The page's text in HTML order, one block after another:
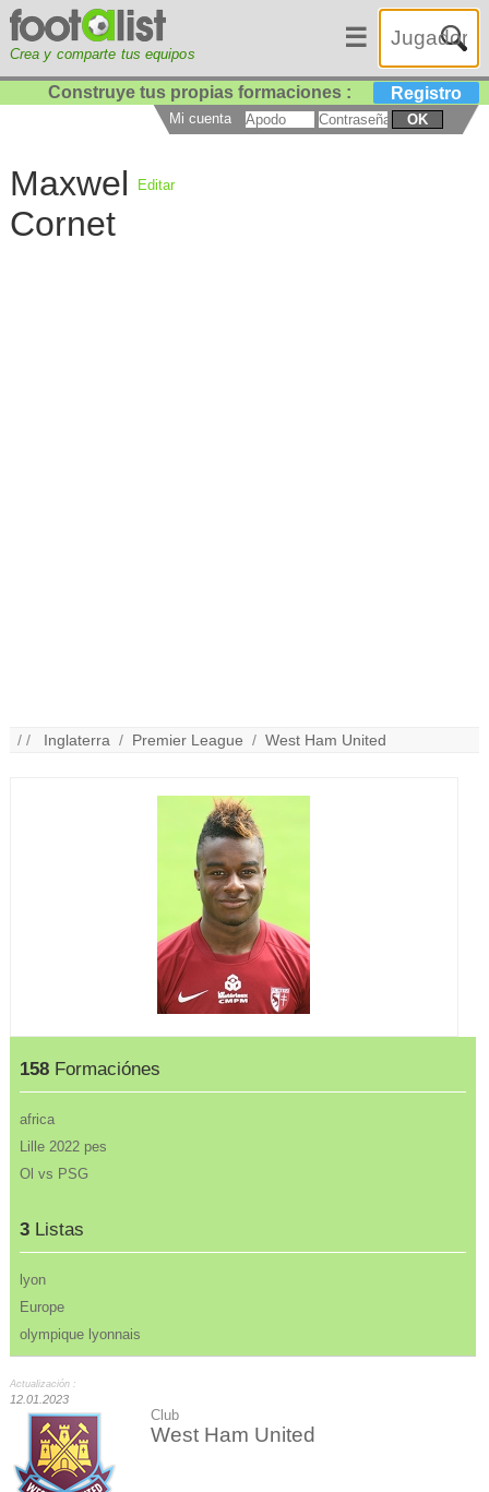
Crea y comparte tus equipos
☰
Construye tus propias formaciones : Registro
Mi cuenta OK
Maxwel
Cornet
Editar
/ / Inglaterra / Premier League /West Ham United
158 Formaciónes
africa
Lille 2022 pes
Ol vs PSG
3 Listas
lyon
Europe
olympique lyonnais
Actualización :
12.01.2023
Club
West Ham United